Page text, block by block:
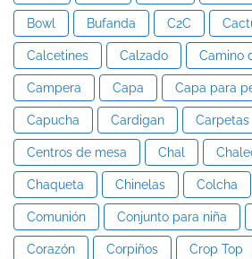
Bowl Bufanda C2C
Calcetines Calzado Camino
Campera Capa Capa para
Capucha Cardigan Carpetas
Centros de mesa Chal
Chaqueta Chinelas Colcha
Comunión Conjunto para niña
Corazón Corpiños Crop Top